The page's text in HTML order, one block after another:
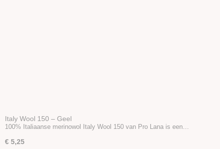
Italy Wool 150 – Geel
100% Italiaanse merinowol Italy Wool 150 van Pro Lana is een…
€ 5,25